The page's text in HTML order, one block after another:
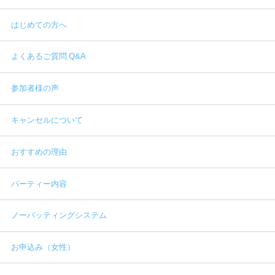
はじめての方へ
よくあるご質問 Q&A
参加者様の声
キャンセルについて
おすすめの理由
パーティー内容
ノーバッティングシステム
お申込み（女性）